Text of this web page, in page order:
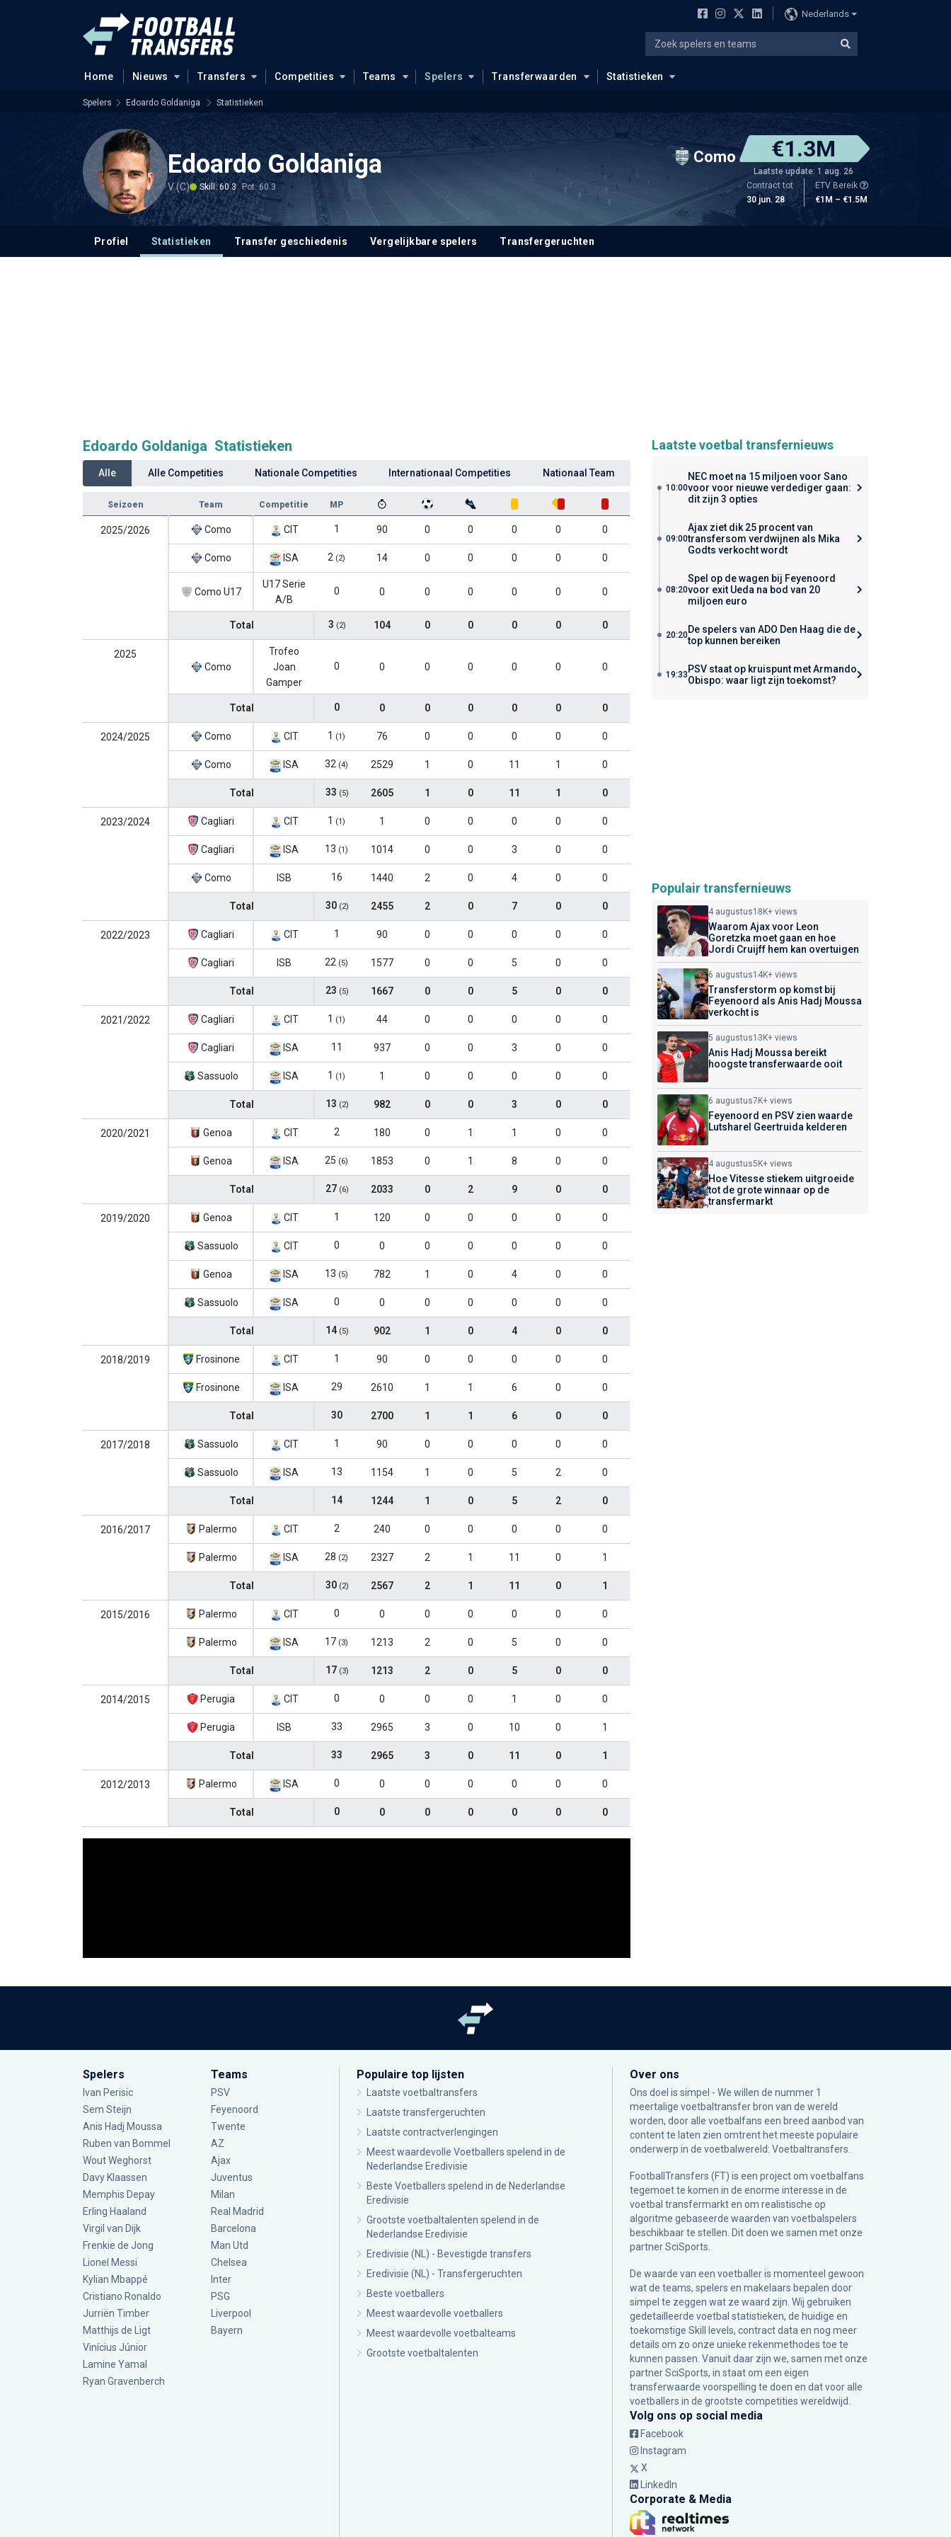
Nederlands
Home Nieuws Transfers Competities Teams Spelers Transferwaarden Statistieken
Spelers Edoardo Goldaniga Statistieken
Edoardo Goldaniga
V (C) Skill: 60.3 Pot: 60.3
Como €1.3M
Laatste update: 1 aug. 26
Contract tot
30 jun. 28
ETV Bereik
€1M – €1.5M
Profiel Statistieken Transfer geschiedenis Vergelijkbare spelers Transfergeruchten
Edoardo Goldaniga Statistieken
Alle Alle Competities Nationale Competities Internationaal Competities Nationaal Team
Seizoen Team Competitie MP
2025/2026 Como CIT 1 90 0 0 0 0 0
Como ISA 2 (2) 14 0 0 0 0 0
Como U17
U17 Serie
A/B
0 0 0 0 0 0 0
Total 3 (2) 104 0 0 0 0 0
2025
Como
Trofeo
Joan
Gamper
0 0 0 0 0 0 0
Total 0 0 0 0 0 0 0
2024/2025 Como CIT 1 (1) 76 0 0 0 0 0
Como ISA 32 (4) 2529 1 0 11 1 0
Total 33 (5) 2605 1 0 11 1 0
2023/2024 Cagliari CIT 1 (1) 1 0 0 0 0 0
Cagliari ISA 13 (1) 1014 0 0 3 0 0
Como ISB 16 1440 2 0 4 0 0
Total 30 (2) 2455 2 0 7 0 0
2022/2023 Cagliari CIT 1 90 0 0 0 0 0
Cagliari ISB 22 (5) 1577 0 0 5 0 0
Total 23 (5) 1667 0 0 5 0 0
2021/2022 Cagliari CIT 1 (1) 44 0 0 0 0 0
Cagliari ISA 11 937 0 0 3 0 0
Sassuolo ISA 1 (1) 1 0 0 0 0 0
Total 13 (2) 982 0 0 3 0 0
2020/2021 Genoa CIT 2 180 0 1 1 0 0
Genoa ISA 25 (6) 1853 0 1 8 0 0
Total 27 (6) 2033 0 2 9 0 0
2019/2020 Genoa CIT 1 120 0 0 0 0 0
Sassuolo CIT 0 0 0 0 0 0 0
Genoa ISA 13 (5) 782 1 0 4 0 0
Sassuolo ISA 0 0 0 0 0 0 0
Total 14 (5) 902 1 0 4 0 0
2018/2019 Frosinone CIT 1 90 0 0 0 0 0
Frosinone ISA 29 2610 1 1 6 0 0
Total 30 2700 1 1 6 0 0
2017/2018 Sassuolo CIT 1 90 0 0 0 0 0
Sassuolo ISA 13 1154 1 0 5 2 0
Total 14 1244 1 0 5 2 0
2016/2017 Palermo CIT 2 240 0 0 0 0 0
Palermo ISA 28 (2) 2327 2 1 11 0 1
Total 30 (2) 2567 2 1 11 0 1
2015/2016 Palermo CIT 0 0 0 0 0 0 0
Palermo ISA 17 (3) 1213 2 0 5 0 0
Total 17 (3) 1213 2 0 5 0 0
2014/2015 Perugia CIT 0 0 0 0 1 0 0
Perugia ISB 33 2965 3 0 10 0 1
Total 33 2965 3 0 11 0 1
2012/2013 Palermo ISA 0 0 0 0 0 0 0
Total 0 0 0 0 0 0 0
Laatste voetbal transfernieuws
10:00
NEC moet na 15 miljoen voor Sano
voor voor nieuwe verdediger gaan:
dit zijn 3 opties
09:00
Ajax ziet dik 25 procent van
transfersom verdwijnen als Mika
Godts verkocht wordt
08:20
Spel op de wagen bij Feyenoord
voor exit Ueda na bod van 20
miljoen euro
20:20De spelers van ADO Den Haag die de
top kunnen bereiken
19:33 PSV staat op kruispunt met Armando
Obispo: waar ligt zijn toekomst?
Populair transfernieuws
4 augustus18K+ views
Waarom Ajax voor Leon
Goretzka moet gaan en hoe
Jordi Cruijff hem kan overtuigen
6 augustus14K+ views
Transferstorm op komst bij
Feyenoord als Anis Hadj Moussa
verkocht is
5 augustus13K+ views
Anis Hadj Moussa bereikt
hoogste transferwaarde ooit
6 augustus7K+ views
Feyenoord en PSV zien waarde
Lutsharel Geertruida kelderen
4 augustus5K+ views
Hoe Vitesse stiekem uitgroeide
tot de grote winnaar op de
transfermarkt
Spelers
Ivan Perisic
Sem Steijn
Anis Hadj Moussa
Ruben van Bommel
Wout Weghorst
Davy Klaassen
Memphis Depay
Erling Haaland
Virgil van Dijk
Frenkie de Jong
Lionel Messi
Kylian Mbappé
Cristiano Ronaldo
Jurriën Timber
Matthijs de Ligt
Vinícius Júnior
Lamine Yamal
Ryan Gravenberch
Teams
PSV
Feyenoord
Twente
AZ
Ajax
Juventus
Milan
Real Madrid
Barcelona
Man Utd
Chelsea
Inter
PSG
Liverpool
Bayern
Populaire top lijsten
Laatste voetbaltransfers
Laatste transfergeruchten
Laatste contractverlengingen
Meest waardevolle Voetballers spelend in de
Nederlandse Eredivisie
Beste Voetballers spelend in de Nederlandse
Eredivisie
Grootste voetbaltalenten spelend in de
Nederlandse Eredivisie
Eredivisie (NL) - Bevestigde transfers
Eredivisie (NL) - Transfergeruchten
Beste voetballers
Meest waardevolle voetballers
Meest waardevolle voetbalteams
Grootste voetbaltalenten
Over ons
Ons doel is simpel - We willen de nummer 1
meertalige voetbaltransfer bron van de wereld
worden, door alle voetbalfans een breed aanbod van
content te laten zien omtrent het meeste populaire
onderwerp in de voetbalwereld: Voetbaltransfers.
FootballTransfers (FT) is een project om voetbalfans
tegemoet te komen in de enorme interesse in de
voetbal transfermarkt en om realistische op
algoritme gebaseerde waarden van voetbalspelers
beschikbaar te stellen. Dit doen we samen met onze
partnerSciSports
De waarde van een voetballer is momenteel gewoon
wat de teams, spelers en makelaars bepalen door
simpel te zeggen wat ze waard zijn. Wij gebruiken
gedetailleerde voetbal statistieken, de huidige en
toekomstige Skill levels, contract data en nog meer
details om zo onze unieke rekenmethodes toe te
kunnen passen. Vanuit daar zijn we, samen met onze
partner SciSports, in staat om een eigen
transferwaarde voorspelling te doen en dat voor alle
voetballers in de grootste competities wereldwijd.
Volg ons op social media
Facebook
Instagram
X
LinkedIn
Corporate & Media